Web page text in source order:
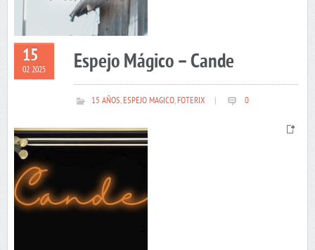
15
02 2025 Espejo Mágico – Cande
15 AÑOS,ESPEJO MAGICO,FOTERIX 0